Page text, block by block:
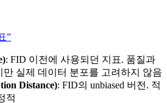
”
: FID 이전에 사용되던 지표. 품질과
만 실제 데이터 분포를 고려하지 않음
Distance): FID의 unbiased 버전. 적
적